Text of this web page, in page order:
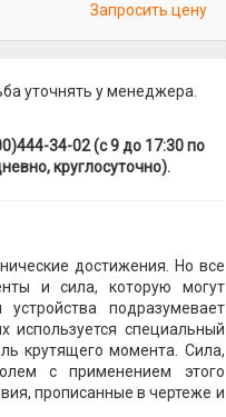
Запросить цену
уточнять у менеджера.
34-02 (с 9 до 17:30 по
круглосуточно).
достижения. Но все
и сила, которую могут
подразумевает
используется специальный
крутящего момента. Сила,
с применением этого
прописанные в чертеже и